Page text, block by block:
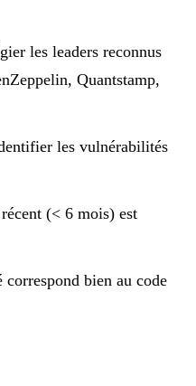
les leaders reconnus
Quantstamp,
les vulnérabilités
(< 6 mois) est
bien au code